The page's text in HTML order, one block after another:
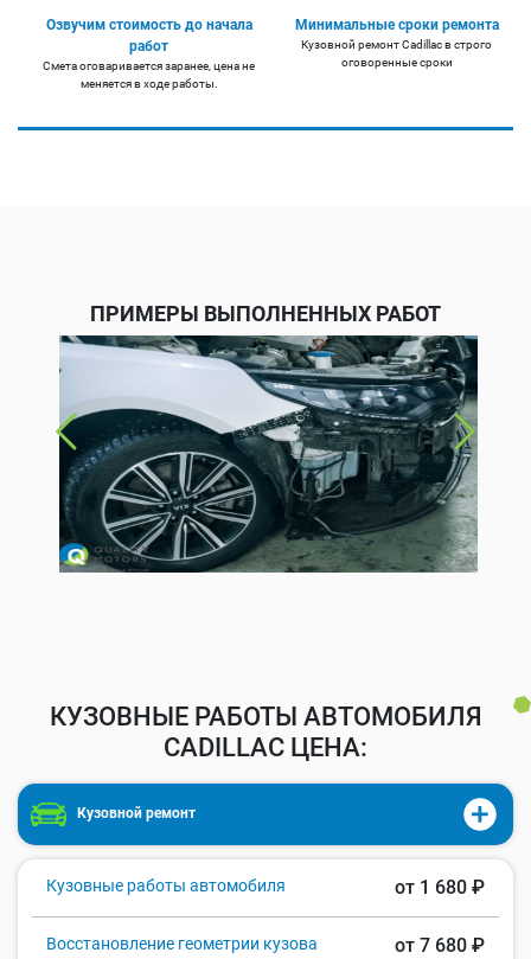
Озвучим стоимость до начала
работ
Смета оговаривается заранее, цена не
меняется в ходе работы.
Минимальные сроки ремонта
Кузовной ремонт Cadillac в строго
оговоренные сроки
ПРИМЕРЫ ВЫПОЛНЕННЫХ РАБОТ
КУЗОВНЫЕ РАБОТЫ АВТОМОБИЛЯ
CADILLAC ЦЕНА:
Кузовной ремонт
Кузовные работы автомобиля от 1 680 ₽
Восстановление геометрии кузова от 7 680 ₽